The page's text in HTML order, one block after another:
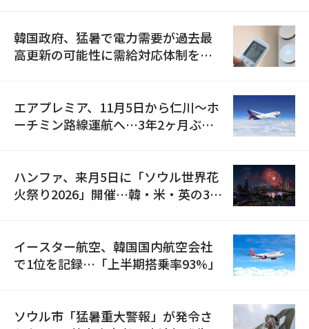
韓国政府、猛暑で電力需要が過去最
高更新の可能性に需給対応体制を点
エアプレミア、11月5日から仁川〜ホ
ーチミン路線運航へ…3年2ヶ月ぶり
ハンファ、来月5日に「ソウル世界花
火祭り2026」開催…韓・米・英の3カ
イースター航空、韓国国内航空会社
で1位を記録…「上半期搭乗率93%」
ソウル市「猛暑重大警報」が発令さ